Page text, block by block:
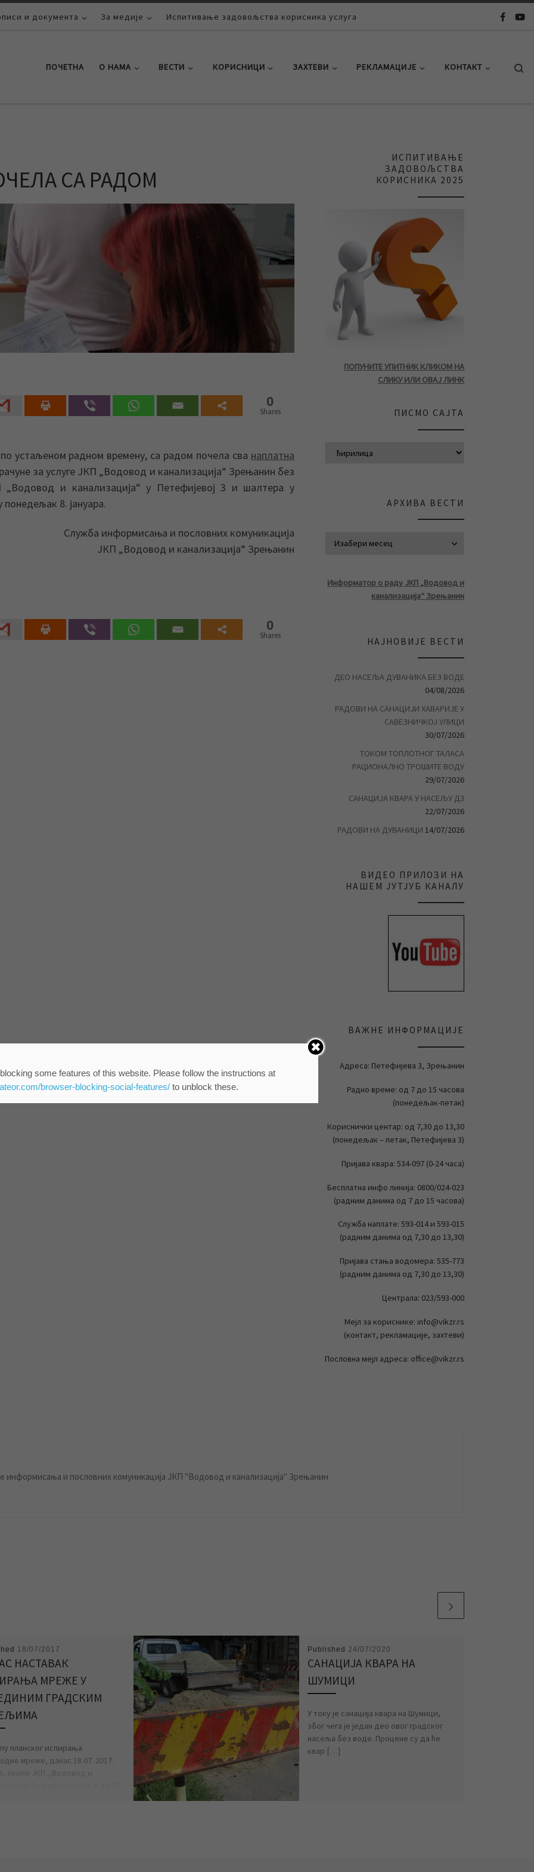
и документа За медије Испитивање задовољства корисника услуга
ПОЧЕТНА О НАМА ВЕСТИ КОРИСНИЦИ ЗАХТЕВИ РЕКЛАМАЦИЈЕ КОНТАКТ
СА РАДОМ
0
Shares
устаљеном радном времену, са радом почела сва наплатна
за услуге ЈКП „Водовод и канализација“ Зрењанин без
и канализација“ у Петефијевој 3 и шалтера у
понедељак 8. јануара.
Служба информисања и пословних комуникација
ЈКП „Водовод и канализација“ Зрењанин
0
Shares
информисања и пословних комуникација ЈКП "Водовод и канализација" Зрењанин
18/07/2017
НАСТАВАК
МРЕЖЕ У
ГРАДСКИМ
планског испирања
мреже, данас 18.07. 2017.
екипе ЈКП ,,Водовод и
Published 24/07/2020
САНАЦИЈА КВАРА НА
ШУМИЦИ
У току је санација квара на Шумици,
због чега је један део овог градског
насеља без воде. Процене су да ће
квар […]
ИСПИТИВАЊЕ
ЗАДОВОЉСТВА
КОРИСНИКА 2025
ПОПУНИТЕ УПИТНИК КЛИКОМ НА
СЛИКУ ИЛИ ОВАЈ ЛИНК
ПИСМО САЈТА
АРХИВА ВЕСТИ
Информатор о раду ЈКП „Водовод и
канализација“ Зрењанин
НАЈНОВИЈЕ ВЕСТИ
ДЕО НАСЕЉА ДУВАНИКА БЕЗ ВОДЕ
04/08/2026
РАДОВИ НА САНАЦИЈИ ХАВАРИЈЕ У
САВЕЗНИЧКОЈ УЛИЦИ
30/07/2026
ТОКОМ ТОПЛОТНОГ ТАЛАСА
РАЦИОНАЛНО ТРОШИТЕ ВОДУ
29/07/2026
САНАЦИЈА КВАРА У НАСЕЉУ Д3
22/07/2026
РАДОВИ НА ДУВАНИЦИ 14/07/2026
ВИДЕО ПРИЛОЗИ НА
НАШЕМ ЈУТЈУБ КАНАЛУ
ВАЖНЕ ИНФОРМАЦИЈЕ
Адреса: Петефијева 3, Зрењанин
Радно време: од 7 до 15 часова
(понедељак-петак)
Кориснички центар: од 7,30 до 13,30
(понедељак – петак, Петефијева 3)
Пријава квара: 534-097 (0-24 часа)
Бесплатна инфо линија: 0800/024-023
(радним данима од 7 до 15 часова)
Служба наплате: 593-014 и 593-015
(радним данима од 7,30 до 13,30)
Пријава стања водомера: 535-773
(радним данима од 7,30 до 13,30)
Централа: 023/593-000
Мејл за кориснике: info@vikzr.rs
(контакт, рекламације, захтеви)
Пословна мејл адреса: office@vikzr.rs
some features of this website. Please follow the instructions at
browser-blocking-social-features/to unblock these.